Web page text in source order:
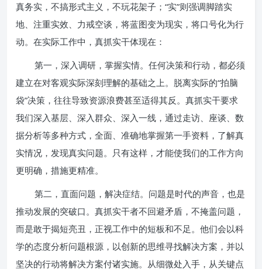
真务实，不搞形式主义，不玩花架子；“实”则强调脚踏实
地、注重实效、力戒空谈，将蓝图变为现实，将口号化为行
动。在实际工作中，真抓实干体现在：
第一，深入调研，掌握实情。任何决策和行动，都必须
建立在对客观实际深刻理解的基础之上。脱离实际的“拍脑
袋”决策，往往导致资源浪费甚至适得其反。真抓实干要求
我们深入基层、深入群众、深入一线，通过走访、座谈、数
据分析等多种方式，全面、准确地掌握第一手资料，了解真
实情况，发现真实问题。只有这样，才能使我们的工作方向
更明确，措施更精准。
第二，直面问题，解决症结。问题是时代的声音，也是
推动发展的突破口。真抓实干者不回避矛盾，不掩盖问题，
而是敢于揭短亮丑，正视工作中的短板和不足。他们会以科
学的态度分析问题根源，以创新的思维寻找解决方案，并以
坚决的行动将解决方案付诸实施。从细微处入手，从关键点